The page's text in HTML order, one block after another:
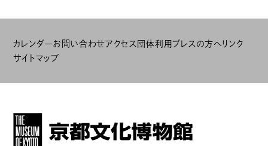
カレンダーお問い合わせアクセス 団体利用 プレスの方へリンク
サイトマップ